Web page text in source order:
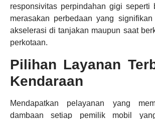
responsivitas perpindahan gigi seperti
merasakan perbedaan yang
akselerasi di tanjakan maupun saat
perkotaan.
Pilihan Layanan
Kendaraan
Mendapatkan pelayanan yang
dambaan setiap pemilik mobil